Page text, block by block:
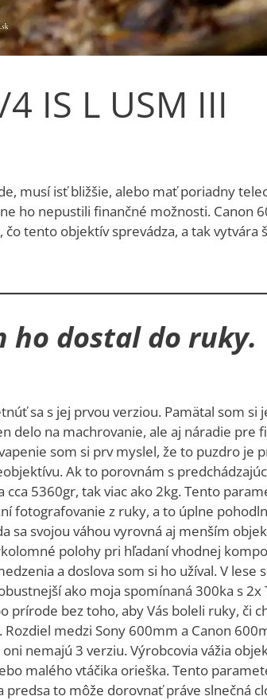
IS L USM III
musí isť bližšie, alebo mať poriadny
ho nepustili finančné možnosti. Canon
tento objektív sprevádza, a tak vytvára
ho dostal do ruky.
sa s jej prvou verziou. Pamätal som si
delo na machrovanie, ale aj náradie pre
som si prv myslel, že to puzdro je
Ak to porovnám s
5360gr, tak viac ako 2kg. Tento
fotografovanie z ruky, a to úplne
sa svojou váhou vyrovná aj menším
polohy pri hľadaní vhodnej
a doslova som si ho užíval. V lese
ako moja spomínaná 300ka s 2x
prírode bez toho, aby Vás boleli ruky, či
medzi Sony 600mm a Canon
nemajú 3 verziu. Výrobcovia vážia
malého vtáčika orieška. Tento
to môže dorovnať práve slnečná